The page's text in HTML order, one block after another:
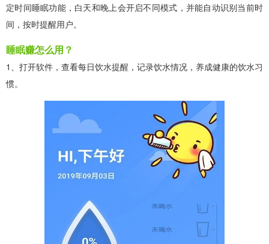
定时间睡眠功能，白天和晚上会开启不同模式，并能自动识别当前时
间，按时提醒用户。
睡眠赚怎么用？
1、打开软件，查看每日饮水提醒，记录饮水情况，养成健康的饮水习
惯。